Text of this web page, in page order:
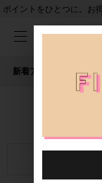
ポイントをひとつに。お
新着アイテム 人気